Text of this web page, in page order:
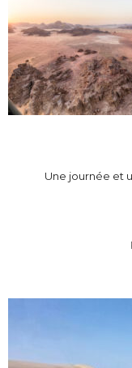
Une journée et